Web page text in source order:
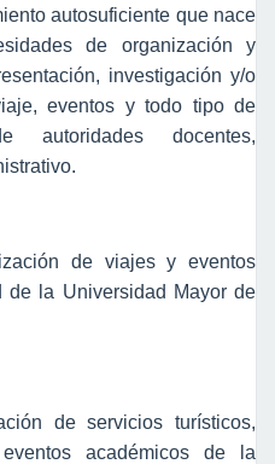
autosuficiente que nace
de organización y
investigación y/o
eventos y todo tipo de
autoridades docentes,
de viajes y eventos
de la Universidad Mayor de
de servicios turísticos,
académicos de la